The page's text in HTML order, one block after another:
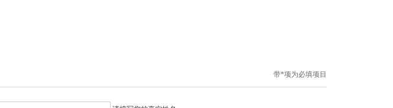
带*项为必填项目